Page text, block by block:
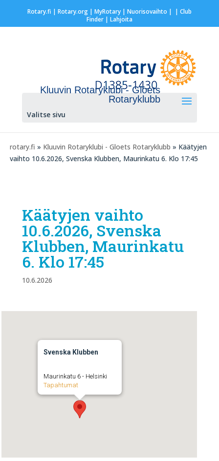
Rotary.fi | Rotary.org| MyRotary | Nuorisovaihto | | Club
Finder| Lahjoita
Kluuvin Rotaryklubi - Gloets
Rotaryklubb
Valitse sivu
rotary.fi » Kluuvin Rotaryklubi - Gloets Rotaryklubb » Käätyjen
vaihto 10.6.2026, Svenska Klubben, Maurinkatu 6. Klo 17:45
Käätyjen vaihto
10.6.2026, Svenska
Klubben, Maurinkatu
6. Klo 17:45
10.6.2026
Svenska Klubben
Maurinkatu 6 - Helsinki
Tapahtumat